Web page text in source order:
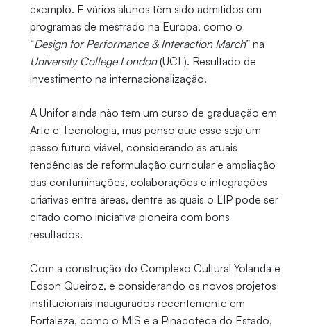
exemplo. E vários alunos têm sido admitidos em
programas de mestrado na Europa, como o
“Design for Performance & Interaction March” na
University College London(UCL). Resultado de
investimento na internacionalização.
A Unifor ainda não tem um curso de graduação em
Arte e Tecnologia, mas penso que esse seja um
passo futuro viável, considerando as atuais
tendências de reformulação curricular e ampliação
das contaminações, colaborações e integrações
criativas entre áreas, dentre as quais o LIP pode ser
citado como iniciativa pioneira com bons
resultados.
Com a construção do Complexo Cultural Yolanda e
Edson Queiroz, e considerando os novos projetos
institucionais inaugurados recentemente em
Fortaleza, como o MIS e a Pinacoteca do Estado,